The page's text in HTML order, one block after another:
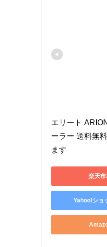
エリート
ーラー 送料無
ます
楽天
Yahoo!ショ